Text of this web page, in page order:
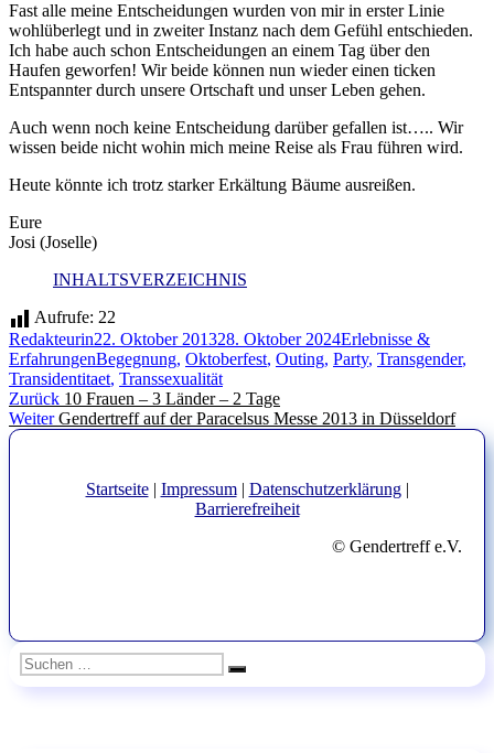
Fast alle meine Entscheidungen wurden von mir in erster Linie
wohlüberlegt und in zweiter Instanz nach dem Gefühl entschieden.
Ich habe auch schon Entscheidungen an einem Tag über den
Haufen geworfen! Wir beide können nun wieder einen ticken
Entspannter durch unsere Ortschaft und unser Leben gehen.
Auch wenn noch keine Entscheidung darüber gefallen ist….. Wir
wissen beide nicht wohin mich meine Reise als Frau führen wird.
Heute könnte ich trotz starker Erkältung Bäume ausreißen.
Eure
Josi (Joselle)
INHALTSVERZEICHNIS
Aufrufe: 22
Autor
RedakteurinVeröffentlicht
am
22. Oktober 201328. Oktober 2024Kategorien
Erlebnisse &
ErfahrungenSchlagwörter
Begegnung, Oktoberfest, Outing, Party, Transgender,
Transidentitaet, Transsexualität
Beitragsnavigation
Zurück Vorheriger
Beitrag:
10 Frauen – 3 Länder – 2 Tage
Weiter Nächster
Gendertreff auf der Paracelsus Messe 2013 in Düsseldorf
Startseite| Impressum| Datenschutzerklärung|
Barrierefreiheit
© Gendertreff e.V.
Suchen
nach:
Suchen